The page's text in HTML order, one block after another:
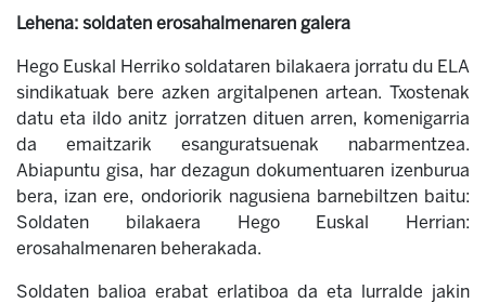
Lehena: soldaten erosahalmenaren galera
Hego Euskal Herriko soldataren bilakaera jorratu du ELA
sindikatuak bere azken argitalpenen artean. Txostenak
datu eta ildo anitz jorratzen dituen arren, komenigarria
da emaitzarik esanguratsuenak nabarmentzea.
Abiapuntu gisa, har dezagun dokumentuaren izenburua
bera, izan ere, ondoriorik nagusiena barnebiltzen baitu:
Soldaten bilakaera Hego Euskal Herrian:
erosahalmenaren beherakada.
Soldaten balioa erabat erlatiboa da eta lurralde jakin